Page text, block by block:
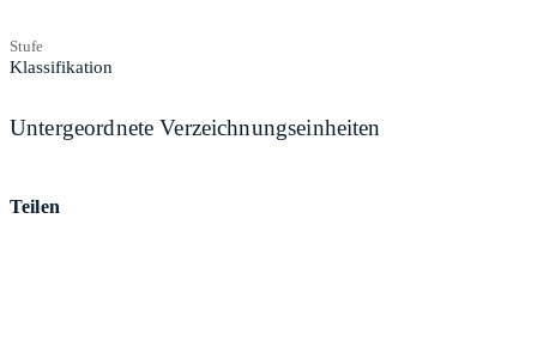
Stufe
Klassifikation
Untergeordnete Verzeichnungseinheiten
Teilen